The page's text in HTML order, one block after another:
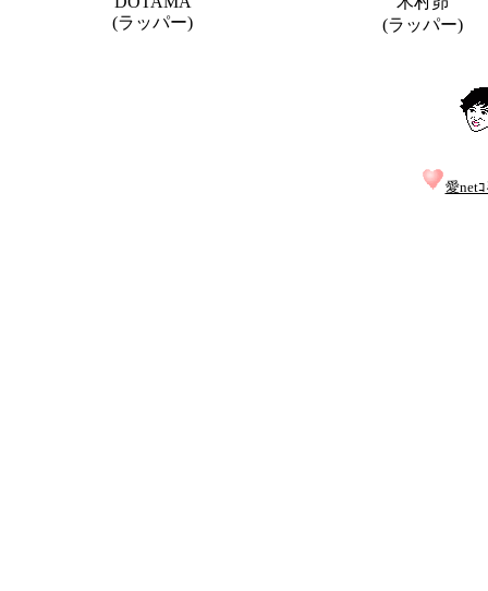
(ラッパー)
(ラッパー)
愛net